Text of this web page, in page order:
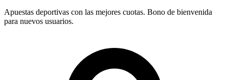
Apuestas deportivas con las mejores cuotas. Bono de bienvenida
para nuevos usuarios.